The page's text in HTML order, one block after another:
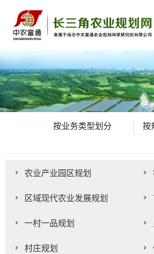
按业务类型划分 按
农业产业园区规划
区域现代农业发展规划
一村一品规划
村庄规划